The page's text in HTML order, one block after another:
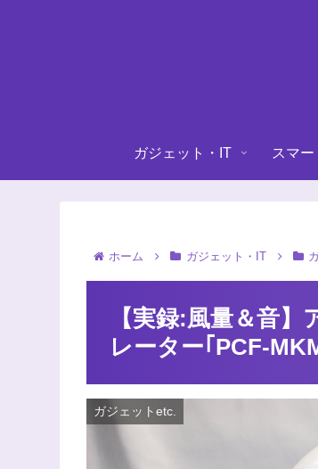
ガジェット・IT スマ
ホーム ガジェット・IT
【実録:風量＆音
レーター｢PCF-
ガジェットetc.